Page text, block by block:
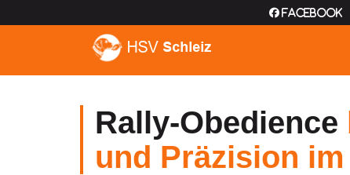
Facebook
Rally-Obedience
und Präzision